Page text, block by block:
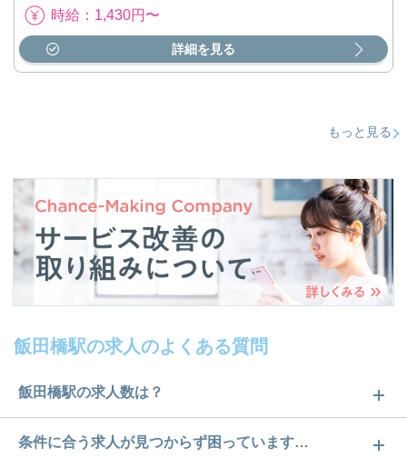
時給：1,430円〜
詳細を見る
もっと見る
飯田橋駅の求人のよくある質問
飯田橋駅の求人数は？
飯田橋駅の求人数は10件です。どのような求人があ
条件に合う求人が見つからず困っています…